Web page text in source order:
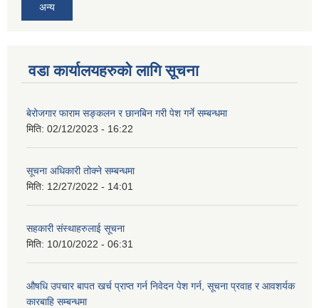
अन्य
वडा कार्यालयहरुको लागि सूचना
बेरोजगार फाराम सङ्कलन र छानबिन गरी पेश गर्ने सम्बन्धमा
मिति: 02/12/2023 - 16:22
सूचना अधिकारी तोक्ने सम्बन्धमा
मिति: 12/27/2022 - 14:01
सहकारी संस्थाहरुलाई सूचना
मिति: 10/10/2022 - 06:31
औषधि उपचार बापत खर्च प्राप्त गर्न निवेदन पेश गर्न, सूचना प्रवाह र आवशर्यक
कारबाहि सम्बन्धमा